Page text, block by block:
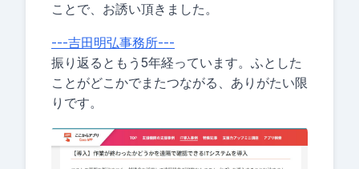
ことで、お誘い頂きました。
---吉田明弘事務所---
振り返るともう5年経っています。ふとした
ことがどこかでまたつながる、ありがたい限
りです。